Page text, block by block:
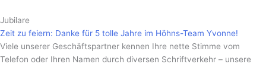
Jubilare
Zeit zu feiern: Danke für 5 tolle Jahre im Höhns-Team Yvonne!
Viele unserer Geschäftspartner kennen Ihre nette Stimme vom
Telefon oder Ihren Namen durch diversen Schriftverkehr – unsere